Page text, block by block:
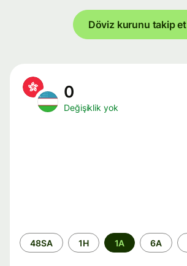
Döviz kurunu takip et
0
Değişiklik yok
Zaman
aralığı
48SA 1H 1A 6A